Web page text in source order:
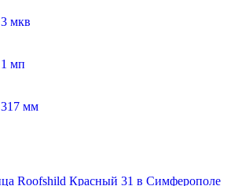
3 мкв
1 мп
317 мм